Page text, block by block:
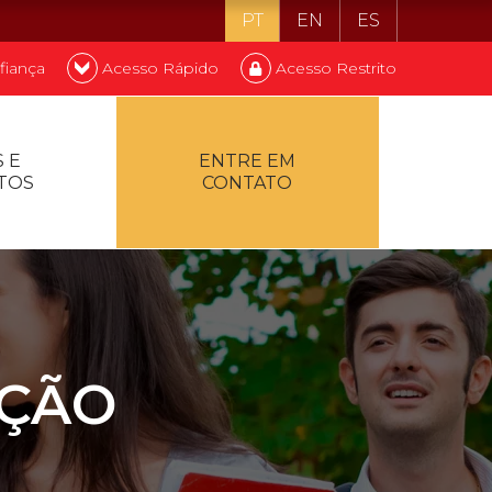
PT EN ES
Acesso Rápido Acesso Restrito
E
ENTRE EM
CONTATO